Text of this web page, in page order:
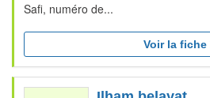
Safi, numéro de...
Voir la fiche